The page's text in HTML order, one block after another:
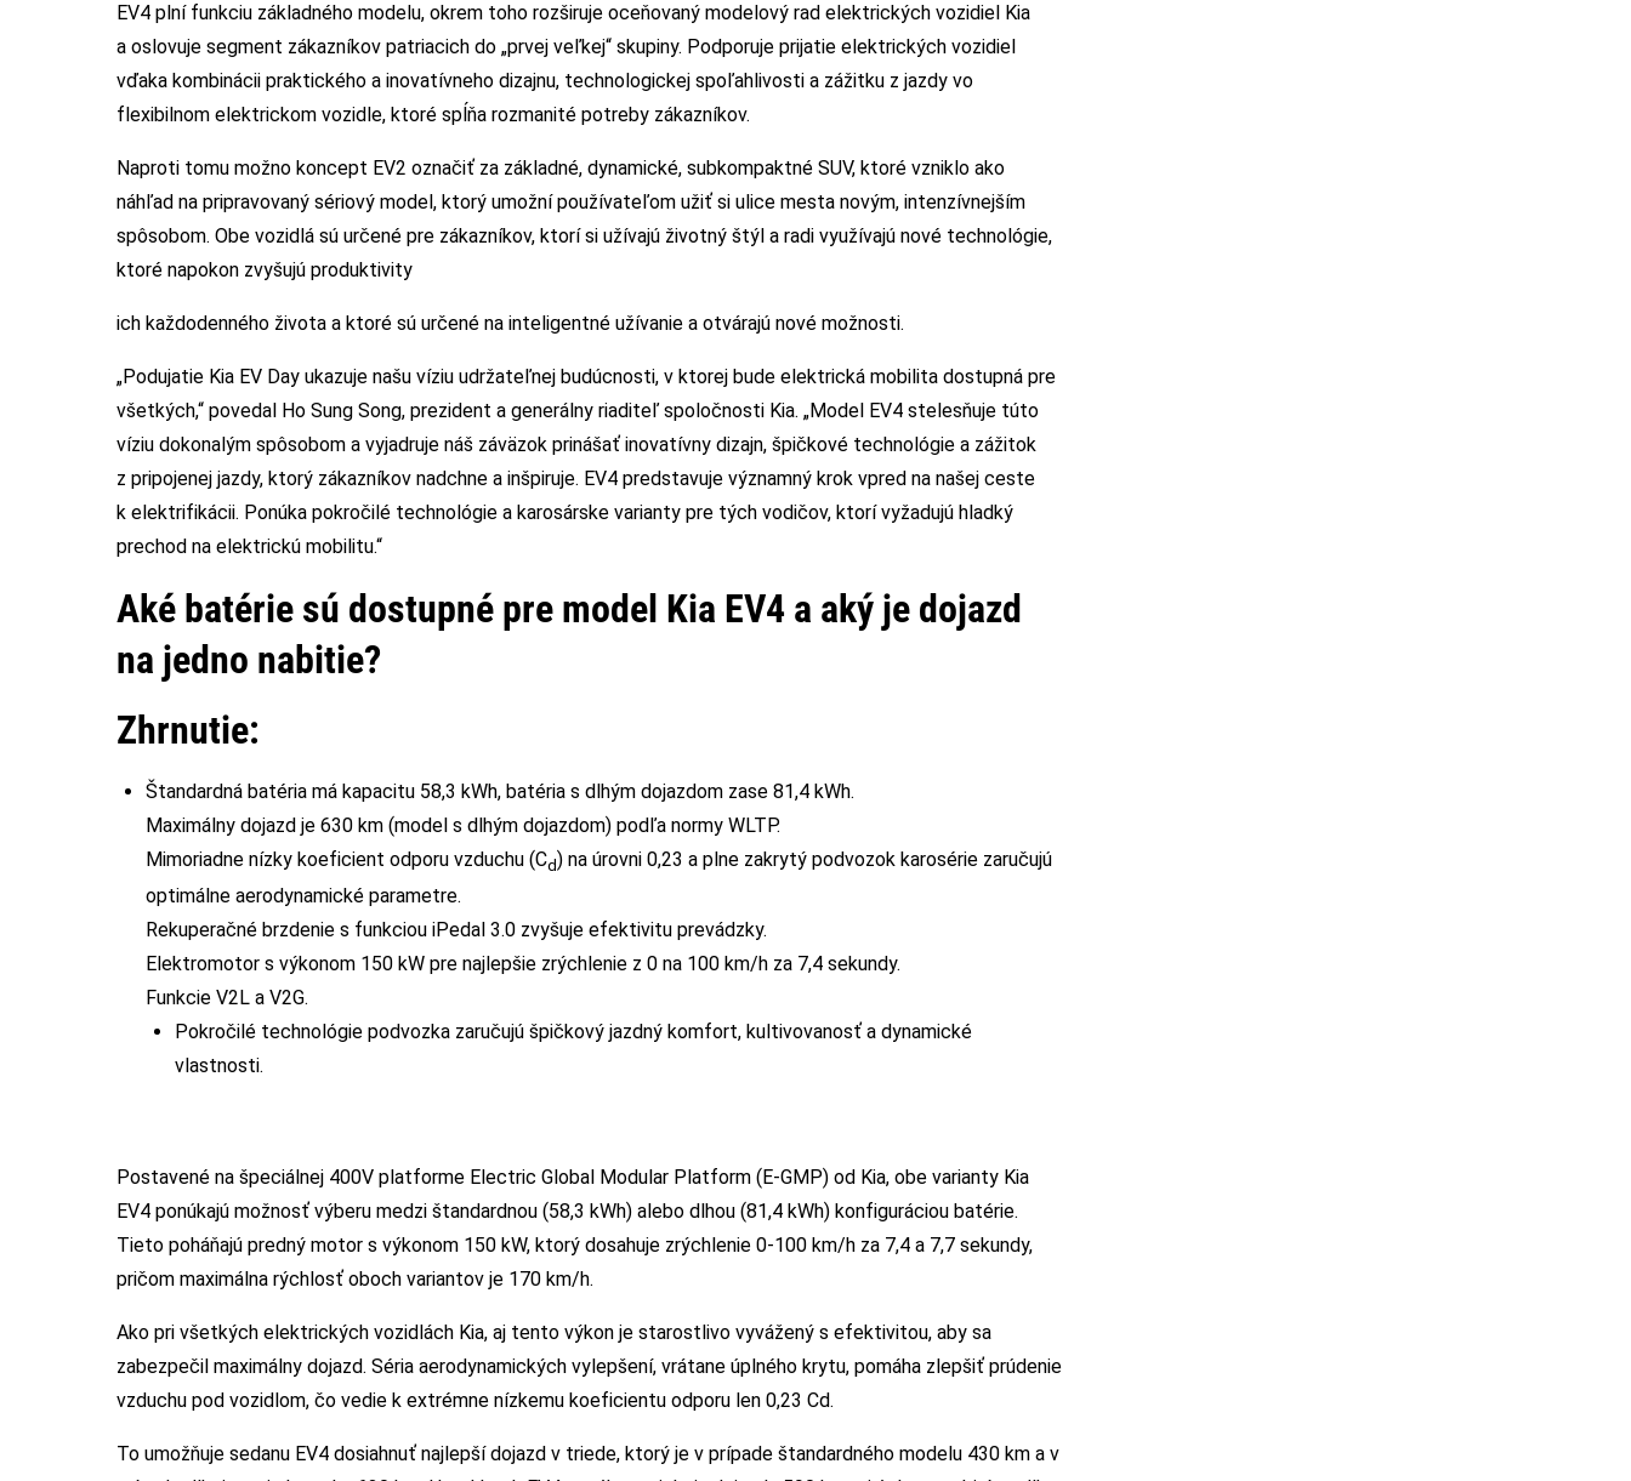
EV4 plní funkciu základného modelu, okrem toho rozširuje oceňovaný modelový rad elektrických vozidiel Kia
a oslovuje segment zákazníkov patriacich do „prvej veľkej“ skupiny. Podporuje prijatie elektrických vozidiel
vďaka kombinácii praktického a inovatívneho dizajnu, technologickej spoľahlivosti a zážitku z jazdy vo
flexibilnom elektrickom vozidle, ktoré spĺňa rozmanité potreby zákazníkov.
Naproti tomu možno koncept EV2 označiť za základné, dynamické, subkompaktné SUV, ktoré vzniklo ako
náhľad na pripravovaný sériový model, ktorý umožní používateľom užiť si ulice mesta novým, intenzívnejším
spôsobom. Obe vozidlá sú určené pre zákazníkov, ktorí si užívajú životný štýl a radi využívajú nové technológie,
ktoré napokon zvyšujú produktivity
ich každodenného života a ktoré sú určené na inteligentné užívanie a otvárajú nové možnosti.
„Podujatie Kia EV Day ukazuje našu víziu udržateľnej budúcnosti, v ktorej bude elektrická mobilita dostupná pre
všetkých,“ povedal Ho Sung Song, prezident a generálny riaditeľ spoločnosti Kia. „Model EV4 stelesňuje túto
víziu dokonalým spôsobom a vyjadruje náš záväzok prinášať inovatívny dizajn, špičkové technológie a zážitok
z pripojenej jazdy, ktorý zákazníkov nadchne a inšpiruje. EV4 predstavuje významný krok vpred na našej ceste
k elektrifikácii. Ponúka pokročilé technológie a karosárske varianty pre tých vodičov, ktorí vyžadujú hladký
prechod na elektrickú mobilitu.“
Aké batérie sú dostupné pre model Kia EV4 a aký je dojazd
na jedno nabitie?
Zhrnutie:
Štandardná batéria má kapacitu 58,3 kWh, batéria s dlhým dojazdom zase 81,4 kWh.
Maximálny dojazd je 630 km (model s dlhým dojazdom) podľa normy WLTP.
Mimoriadne nízky koeficient odporu vzduchu (Cd) na úrovni 0,23 a plne zakrytý podvozok karosérie zaručujú
optimálne aerodynamické parametre.
Rekuperačné brzdenie s funkciou iPedal 3.0 zvyšuje efektivitu prevádzky.
Elektromotor s výkonom 150 kW pre najlepšie zrýchlenie z 0 na 100 km/h za 7,4 sekundy.
Funkcie V2L a V2G.
Pokročilé technológie podvozka zaručujú špičkový jazdný komfort, kultivovanosť a dynamické
vlastnosti.
Postavené na špeciálnej 400V platforme Electric Global Modular Platform (E-GMP) od Kia, obe varianty Kia
EV4 ponúkajú možnosť výberu medzi štandardnou (58,3 kWh) alebo dlhou (81,4 kWh) konfiguráciou batérie.
Tieto poháňajú predný motor s výkonom 150 kW, ktorý dosahuje zrýchlenie 0-100 km/h za 7,4 a 7,7 sekundy,
pričom maximálna rýchlosť oboch variantov je 170 km/h.
Ako pri všetkých elektrických vozidlách Kia, aj tento výkon je starostlivo vyvážený s efektivitou, aby sa
zabezpečil maximálny dojazd. Séria aerodynamických vylepšení, vrátane úplného krytu, pomáha zlepšiť prúdenie
vzduchu pod vozidlom, čo vedie k extrémne nízkemu koeficientu odporu len 0,23 Cd.
To umožňuje sedanu EV4 dosiahnuť najlepší dojazd v triede, ktorý je v prípade štandardného modelu 430 km a v